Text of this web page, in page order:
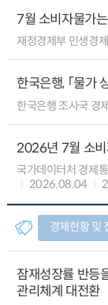
7월 소비자물가
재정경제부 민생경
한국은행, 「물가
한국은행 조사국 경
2026년 7월 소
국가데이터처 경제
2026.08.04
경제현황 및
잠재성장률 반등
관리체계 대전환